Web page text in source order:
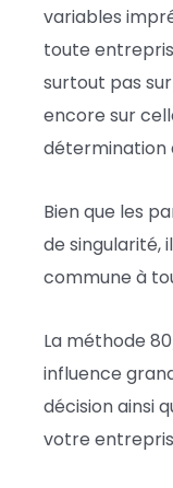
variables
toute
surtout pas
encore sur
détermination
Bien que les
de singularité,
commune à
La méthode
influence
décision ainsi
votre